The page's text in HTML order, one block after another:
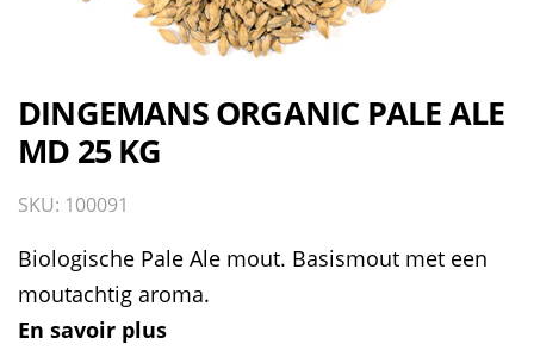
DINGEMANS ORGANIC PALE ALE
MD 25 KG
SKU: 100091
Biologische Pale Ale mout. Basismout met een
moutachtig aroma.
En savoir plus